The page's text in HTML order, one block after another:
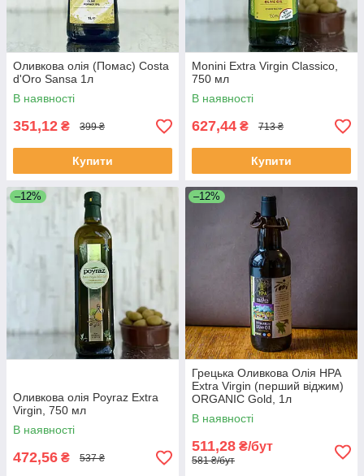
Оливкова олія (Помас) Costa
d'Oro Sansa 1л
В наявності
351,12 ₴ 399 ₴
Купити
Monini Extra Virgin Classico,
750 мл
В наявності
627,44 ₴ 713 ₴
Купити
–12%
Оливкова олія Poyraz Extra
Virgin, 750 мл
В наявності
472,56 ₴ 537 ₴
–12%
Грецька Оливкова Олія HPA
Extra Virgin (перший віджим)
ORGANIC Gold, 1л
В наявності
511,28 ₴/бут
581 ₴/бут